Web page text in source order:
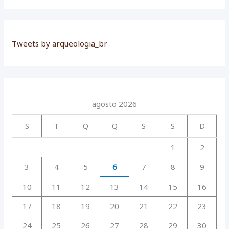
Tweets by arqueologia_br
agosto 2026
S T Q Q S S D
1
2
3
4 5 6 7 8
9
10
11 12 13 14 15
16
17
18 19 20 21 22
23
24
25 26 27 28 29 30